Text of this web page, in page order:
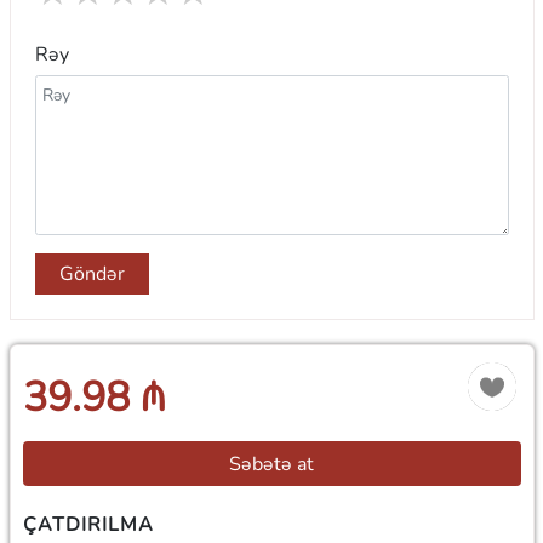
Rəy
Göndər
39.98 ₼
Səbətə at
ÇATDIRILMA